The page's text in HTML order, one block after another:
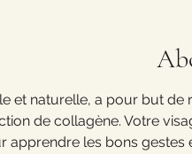
et naturelle, a pour but
de collagène. Votre
apprendre les bons